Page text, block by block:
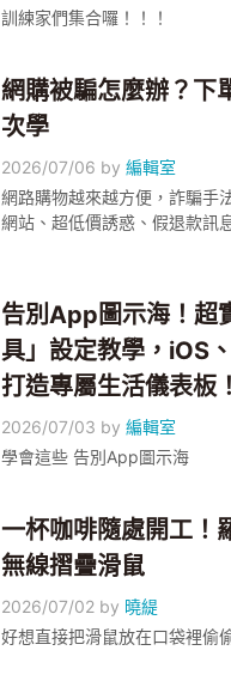
訓練家們集合囉！！！
網購被騙怎麼辦？下
次學
2026/07/06 by編輯室
網路購物越來越方便，詐騙
網站、超低價誘惑、假退款訊
全、收到可疑訊息該怎麼處理
告別App圖示海！超
具」設定教學，iOS
打造專屬生活儀表板！
2026/07/03 by編輯室
學會這些 告別App圖示海
一杯咖啡隨處開工！
無線摺疊滑鼠
2026/07/02 by 曉緹
好想直接把滑鼠放在口袋裡偷